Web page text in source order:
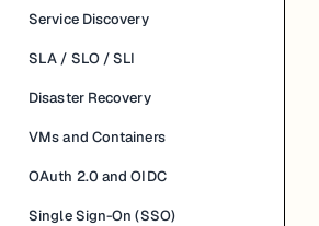
Service Discovery
SLA / SLO / SLI
Disaster Recovery
VMs and Containers
OAuth 2.0 and OIDC
Single Sign-On (SSO)